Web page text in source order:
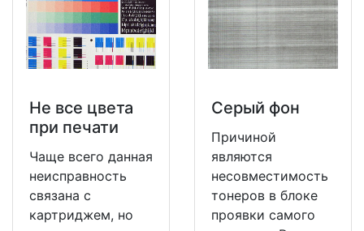
Не все цвета
при печати
Чаще всего данная
неисправность
связана с
картриджем, но
Серый фон
Причиной
являются
несовместимость
тонеров в блоке
проявки самого